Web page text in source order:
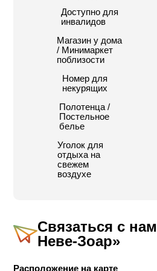
центрами и ресторанами.
Поблизости от Неве-Зоар
маршруты, места прогулок на
туристические объекты:
смотровые площадки, пейзажи
порекомендовать местные
достопримечательности.
В комплексе:
10 номеров;
7 номеров на двоих;
3 семейных номера (до 6
Доступно для
инвалидов
Магазин у дома
/ Минимаркет
поблизости
Номер для
некурящих
Полотенца /
Постельное
белье
Уголок для
отдыха на
свежем
воздухе
Связаться с
Неве-Зоар»
Расположение на карте